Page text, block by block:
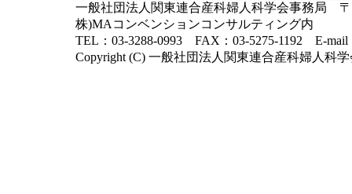
一般社団法人関東連合産科婦人科学会事務局 〒
株)MAコンベンションコンサルティング内
TEL：03-3288-0993 FAX：03-5275-1192 E-mail
Copyright (C) 一般社団法人関東連合産科婦人科